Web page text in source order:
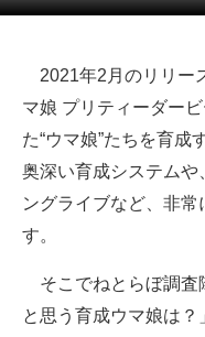
メディア
ITの今と未来を見通す
スマホと通信の最新トレ
進化するPCとデバイス
ビジネスと働き方のヒン
2021年2月のリリー
マ娘 プリティーダー
た“ウマ娘”たちを育成
奥深い育成システムや
ングライブなど、非常
す。
そこでねとらぼ調査
と思う育成ウマ娘は？